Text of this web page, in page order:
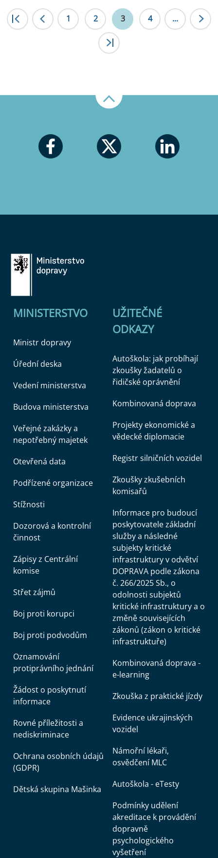
|< 1 2 3 4 ...
MINISTERSTVO
Ministr dopravy
Úřední deska
Vedení ministerstva
Budova ministerstva
Veřejné zakázky a
nepotřebný majetek
Otevřená data
Podřízené organizace
Stížnosti
Dozorová a kontrolní
činnost
Zápisy z Centrální
komise
Střet zájmů
Boj proti korupci
Boj proti podvodům
Oznamování
protiprávního jednání
Žádost o poskytnutí
informace
Rovné příležitosti a
nediskriminace
Ochrana osobních údajů
(GDPR)
Dětská skupina Mašinka
UŽITEČNÉ
ODKAZY
Autoškola: jak probíhají
zkoušky žadatelů o
řidičské oprávnění
Kombinovaná doprava
Projekty ekonomické a
vědecké diplomacie
Registr silničních vozidel
Zkoušky zkušebních
komisařů
Informace pro budoucí
poskytovatele základní
služby a následné
subjekty kritické
infrastruktury v odvětví
DOPRAVA podle zákona
č. 266/2025 Sb., o
odolnosti subjektů
kritické infrastruktury a o
změně souvisejících
zákonů (zákon o kritické
infrastruktuře)
Kombinovaná doprava -
e-learning
Zkouška z praktické jízdy
Evidence ukrajinských
vozidel
Námořní lékaři,
osvědčení MLC
Autoškola - eTesty
Podmínky udělení
akreditace k provádění
dopravně
psychologického
vyšetření